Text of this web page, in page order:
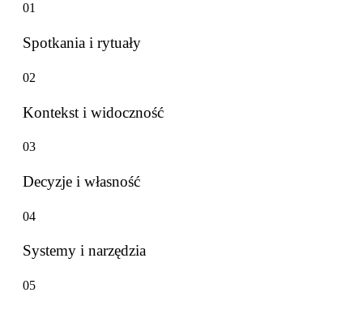
01
Spotkania i rytuały
02
Kontekst i widoczność
03
Decyzje i własność
04
Systemy i narzędzia
05